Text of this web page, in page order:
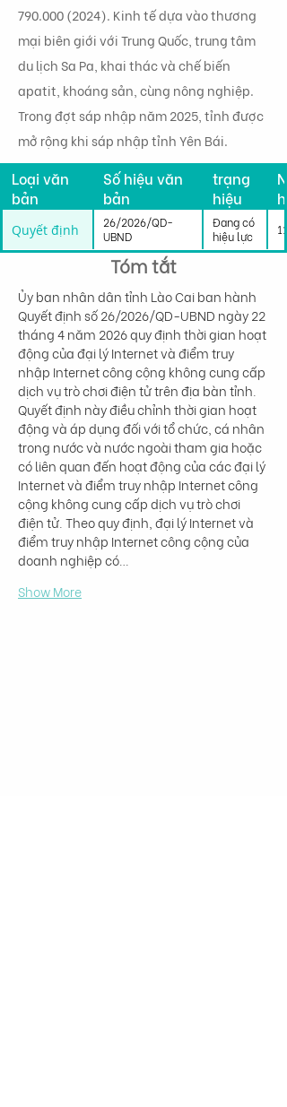
790.000 (2024). Kinh tế dựa vào thương
mại biên giới với Trung Quốc, trung tâm
du lịch Sa Pa, khai thác và chế biến
apatit, khoáng sản, cùng nông nghiệp.
Trong đợt sáp nhập năm 2025, tỉnh được
mở rộng khi sáp nhập tỉnh Yên Bái.
Loại văn
bản
Số hiệu văn
bản
trạng
hiệu
lực
Quyết định
26/2026/QD-
UBND
Đang có
hiệu lực
Tóm tắt
Ủy ban nhân dân tỉnh Lào Cai ban hành
Quyết định số 26/2026/QD-UBND ngày 22
tháng 4 năm 2026 quy định thời gian hoạt
động của đại lý Internet và điểm truy
nhập Internet công cộng không cung cấp
dịch vụ trò chơi điện tử trên địa bàn tỉnh.
Quyết định này điều chỉnh thời gian hoạt
động và áp dụng đối với tổ chức, cá nhân
trong nước và nước ngoài tham gia hoặc
có liên quan đến hoạt động của các đại lý
Internet và điểm truy nhập Internet công
cộng không cung cấp dịch vụ trò chơi
điện tử. Theo quy định, đại lý Internet và
điểm truy nhập Internet công cộng của
doanh nghiệp có…
Show More